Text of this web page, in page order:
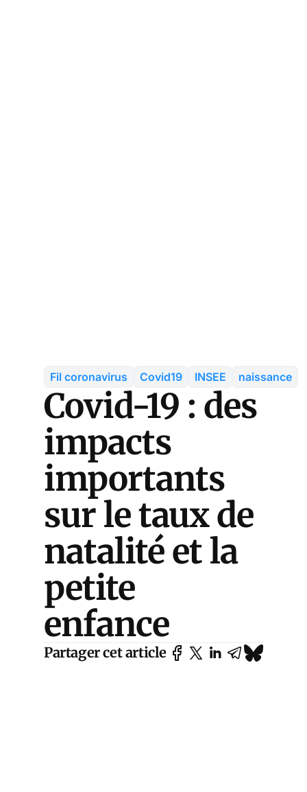
Fil coronavirus Covid19 INSEE naissance
Covid-19 : des
impacts
importants
sur le taux de
natalité et la
petite
enfance
Partager cet article